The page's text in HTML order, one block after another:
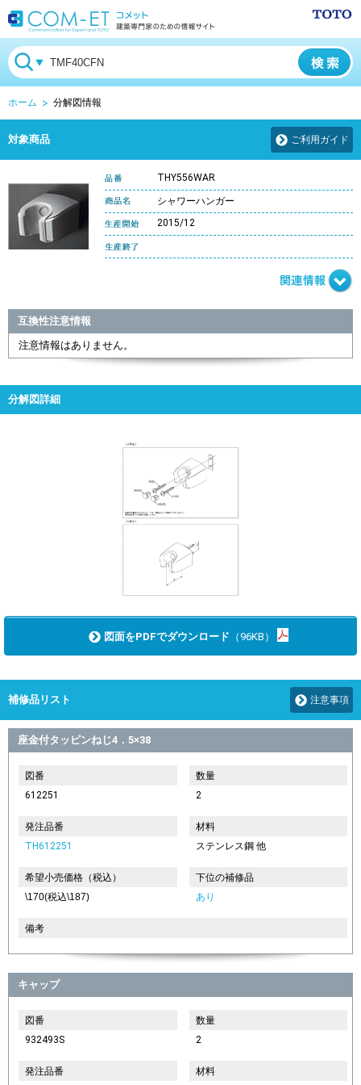
ホーム 分解図情報
対象商品 ご利用ガイド
THY556WAR
シャワーハンガー
2015/12
互換性注意情報
注意情報はありません。
分解図詳細
図面をPDFでダウンロード （96KB）
補修品リスト 注意事項
座金付タッピンねじ4．5×38
図番
612251
数量
2
発注品番
TH612251
材料
ステンレス鋼 他
希望小売価格（税込）
\170(税込\187)
下位の補修品
あり
備考
キャップ
図番
932493S
数量
2
発注品番
材料